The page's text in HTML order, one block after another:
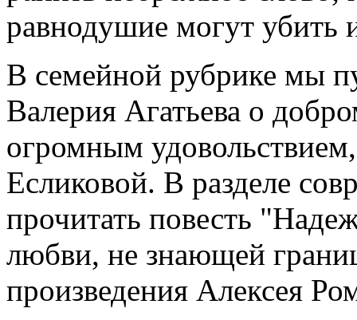
равнодушие могут
В семейной рубрике мы
Валерия Агатьева о
огромным
Есликовой. В разделе
прочитать повесть
любви, не знающей
произведения Алексея